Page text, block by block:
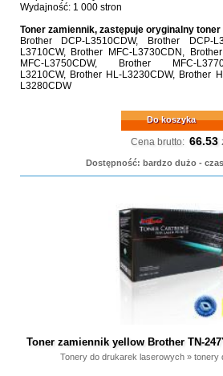
Wydajność: 1 000 stron
Toner zamiennik, zastępuje oryginalny toner
Brother DCP-L3510CDW, Brother DCP-
L3710CW, Brother MFC-L3730CDN,
MFC-L3750CDW, Brother MFC-
L3210CW, Brother HL-L3230CDW, Brother
L3280CDW
Do koszyka
Cena brutto: 66.53
Dostępność: bardzo dużo - czas
Toner zamiennik yellow Brother TN-
Tonery do drukarek laserowych »tonery